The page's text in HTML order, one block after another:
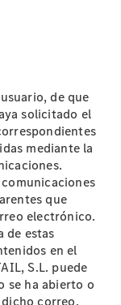
de que
solicitado el
mediante la
que
electrónico.
de estas
en el
S.L. puede
se ha abierto o
dicho correo.